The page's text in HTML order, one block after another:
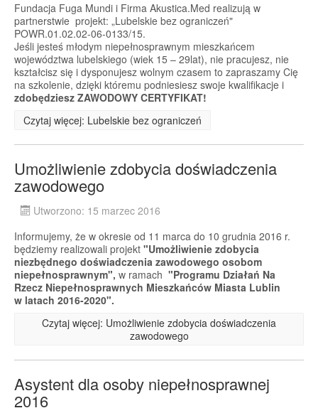
Fundacja Fuga Mundi i Firma Akustica.Med realizują w
partnerstwie projekt: „Lubelskie bez ograniczeń"
POWR.01.02.02-06-0133/15.
Jeśli jesteś młodym niepełnosprawnym mieszkańcem
województwa lubelskiego (wiek 15 – 29lat), nie pracujesz, nie
kształcisz się i dysponujesz wolnym czasem to zapraszamy Cię
na szkolenie, dzięki któremu podniesiesz swoje kwalifikacje i
zdobędziesz ZAWODOWY CERTYFIKAT!
Czytaj więcej: Lubelskie bez ograniczeń
Umożliwienie zdobycia doświadczenia
zawodowego
Utworzono: 15 marzec 2016
Informujemy, że w okresie od 11 marca do 10 grudnia 2016 r.
będziemy realizowali projekt "Umożliwienie zdobycia
niezbędnego doświadczenia zawodowego osobom
niepełnosprawnym", w ramach "Programu Działań Na
Rzecz Niepełnosprawnych Mieszkańców Miasta Lublin
w latach 2016-2020".
Czytaj więcej: Umożliwienie zdobycia doświadczenia
zawodowego
Asystent dla osoby niepełnosprawnej
2016